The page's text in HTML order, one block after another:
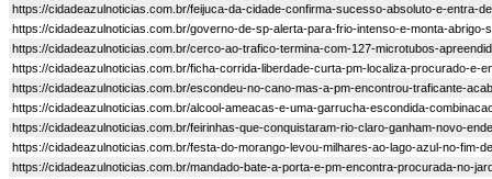
https://cidadeazulnoticias.com.br/feijuca-da-cidade-confirma-sucesso-absoluto-e-entra-
https://cidadeazulnoticias.com.br/governo-de-sp-alerta-para-frio-intenso-e-monta-abrigo-
https://cidadeazulnoticias.com.br/cerco-ao-trafico-termina-com-127-microtubos-
https://cidadeazulnoticias.com.br/ficha-corrida-liberdade-curta-pm-localiza-procurado-e-
https://cidadeazulnoticias.com.br/escondeu-no-cano-mas-a-pm-encontrou-traficante-
https://cidadeazulnoticias.com.br/alcool-ameacas-e-uma-garrucha-escondida-
https://cidadeazulnoticias.com.br/feirinhas-que-conquistaram-rio-claro-ganham-novo-
https://cidadeazulnoticias.com.br/festa-do-morango-levou-milhares-ao-lago-azul-no-fim-
https://cidadeazulnoticias.com.br/mandado-bate-a-porta-e-pm-encontra-procurada-no-